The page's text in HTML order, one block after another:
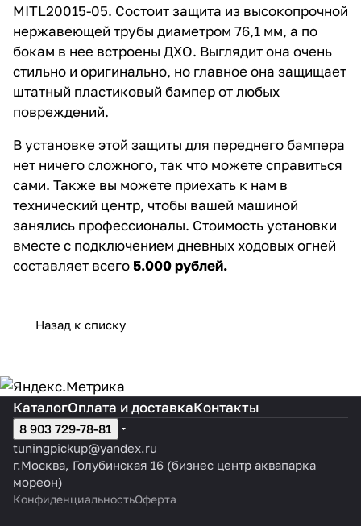
MITL20015-05. Состоит защита из высокопрочной
нержавеющей трубы диаметром 76,1 мм, а по
бокам в нее встроены ДХО. Выглядит она очень
стильно и оригинально, но главное она защищает
штатный пластиковый бампер от любых
повреждений.
В установке этой защиты для переднего бампера
нет ничего сложного, так что можете справиться
сами. Также вы можете приехать к нам в
технический центр, чтобы вашей машиной
занялись профессионалы. Стоимость установки
вместе с подключением дневных ходовых огней
составляет всего5.000 рублей.
Назад к списку
КаталогОплата и доставкаКонтакты
8 903 729-78-81
tuningpickup@yandex.ru
г.Москва, Голубинская 16 (бизнес центр аквапарка
мореон)
КонфиденциальностьОферта